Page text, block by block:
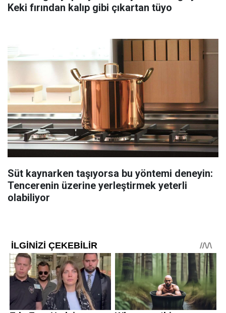
Keki fırından kalıp gibi çıkartan tüyo
Süt kaynarken taşıyorsa bu yöntemi deneyin:
Tencerenin üzerine yerleştirmek yeterli
olabiliyor